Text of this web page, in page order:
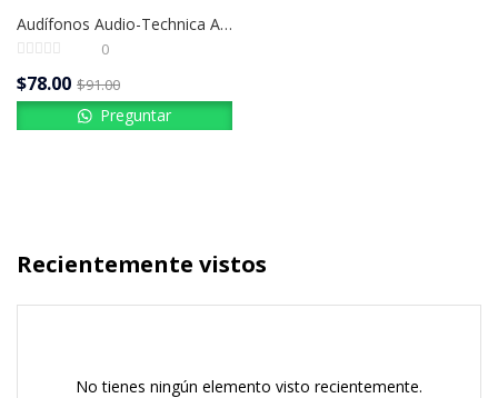
Audífonos Audio-Technica ATH-M20x WH | Monitoreo Profesional y Dj, Color Blanco
0
$78.00 $91.00
Preguntar
Recientemente vistos
No tienes ningún elemento visto recientemente.